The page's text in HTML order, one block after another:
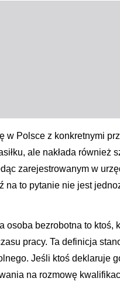
w Polsce z konkretnymi
ale nakłada również
zarejestrowanym w
na to pytanie nie jest
osoba bezrobotna to ktoś,
pracy. Ta definicja
Jeśli ktoś deklaruje
na rozmowę